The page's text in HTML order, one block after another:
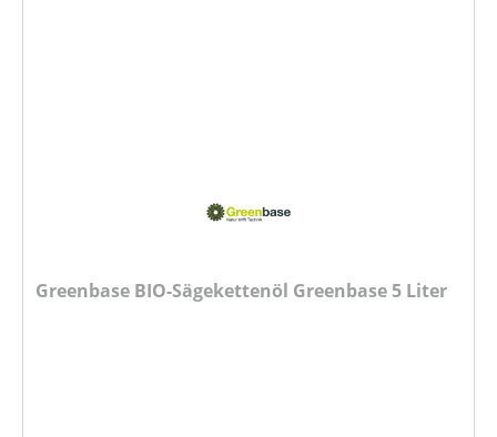
Greenbase BIO-Sägekettenöl Greenbase 5 Liter